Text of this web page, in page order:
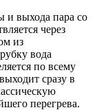
и выхода пара со
через
из
вода
по всему
сразу в
перегрева.